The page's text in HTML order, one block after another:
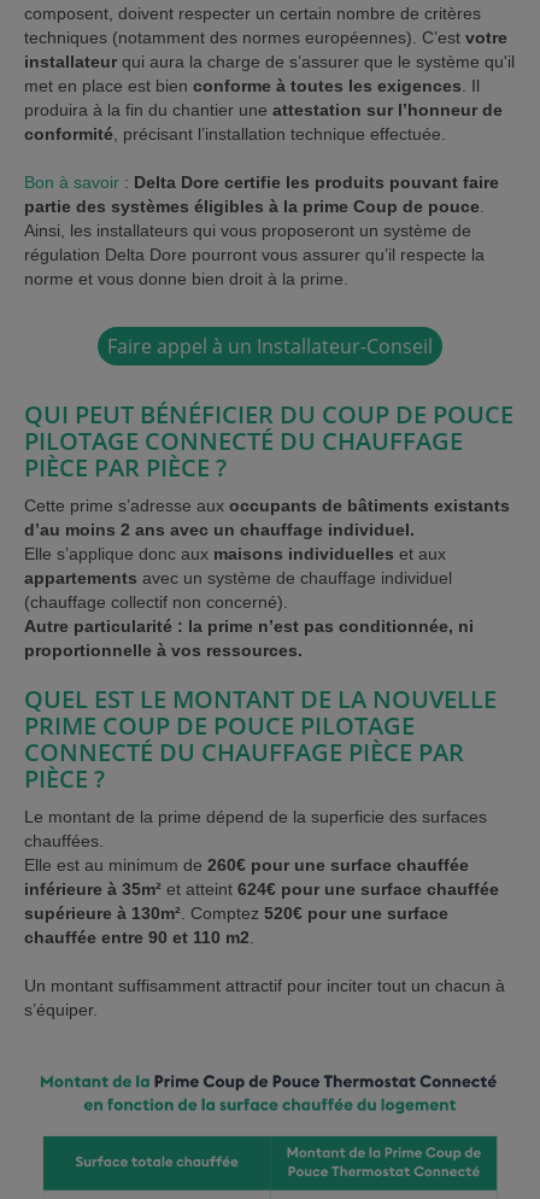
composent, doivent respecter un certain nombre de critères
techniques (notamment des normes européennes). C’est votre
installateur qui aura la charge de s’assurer que le système qu'il
met en place est bien conforme à toutes les exigences . Il
produira à la fin du chantier une attestation sur l’honneur de
conformité , précisant l’installation technique effectuée.
Bon à savoir : Delta Dore certifie les produits pouvant faire
partie des systèmes éligibles à la prime Coup de pouce
Ainsi, les installateurs qui vous proposeront un système de
régulation Delta Dore pourront vous assurer qu’il respecte la
norme et vous donne bien droit à la prime.
Faire appel à un Installateur-Conseil
QUI PEUT BÉNÉFICIER DU COUP DE POUCE
PILOTAGE CONNECTÉ DU CHAUFFAGE
PIÈCE PAR PIÈCE ?
Cette prime s’adresse aux occupants de bâtiments existants
d’au moins 2 ans avec un chauffage individuel.
Elle s’applique donc aux maisons individuelles et aux
appartements avec un système de chauffage individuel
(chauffage collectif non concerné).
Autre particularité : la prime n’est pas conditionnée, ni
proportionnelle à vos ressources.
QUEL EST LE MONTANT DE LA NOUVELLE
PRIME COUP DE POUCE PILOTAGE
CONNECTÉ DU CHAUFFAGE PIÈCE PAR
PIÈCE ?
Le montant de la prime dépend de la superficie des surfaces
chauffées.
Elle est au minimum de 260€ pour une surface chauffée
inférieure à 35m² et atteint 624€ pour une surface chauffée
supérieure à 130m² . Comptez 520€ pour une surface
chauffée entre 90 et 110 m2
Un montant suffisamment attractif pour inciter tout un chacun à
s’équiper.